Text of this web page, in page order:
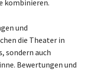
kombinieren.
und
die Theater in
sondern auch
Bewertungen und